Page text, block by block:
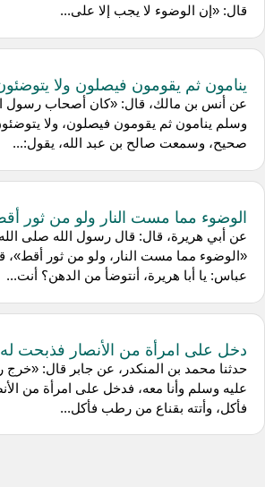
قال: «إن الوضوء لا يجب إلا على...
ينامون ثم يقومون فيصلون ولا
عن أنس بن مالك، قال: «كان أصحاب رسول
وسلم ينامون ثم يقومون فيصلون، ولا
صحيح، وسمعت صالح بن عبد الله، يقول:...
الوضوء مما مست النار ولو من ثور
عن أبي هريرة، قال: قال رسول الله صلى
«الوضوء مما مست النار، ولو من ثور أقط»،
عباس: يا أبا هريرة، أنتوضأ من الدهن؟ أنت...
دخل على امرأة من الأنصار فذبحت
حدثنا محمد بن المنكدر، عن جابر قال: «خرج
عليه وسلم وأنا معه، فدخل على امرأة من
فأكل، وأتته بقناع من رطب فأكل...